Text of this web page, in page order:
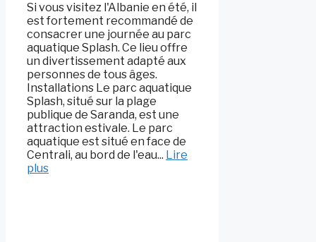
Si vous visitez l'Albanie en été, il
est fortement recommandé de
consacrer une journée au parc
aquatique Splash. Ce lieu offre
un divertissement adapté aux
personnes de tous âges.
Installations Le parc aquatique
Splash, situé sur la plage
publique de Saranda, est une
attraction estivale. Le parc
aquatique est situé en face de
Centrali, au bord de l'eau... Lire
plus